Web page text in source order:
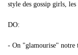
style des gossip girls,
DO:
- On "glamourise" notre